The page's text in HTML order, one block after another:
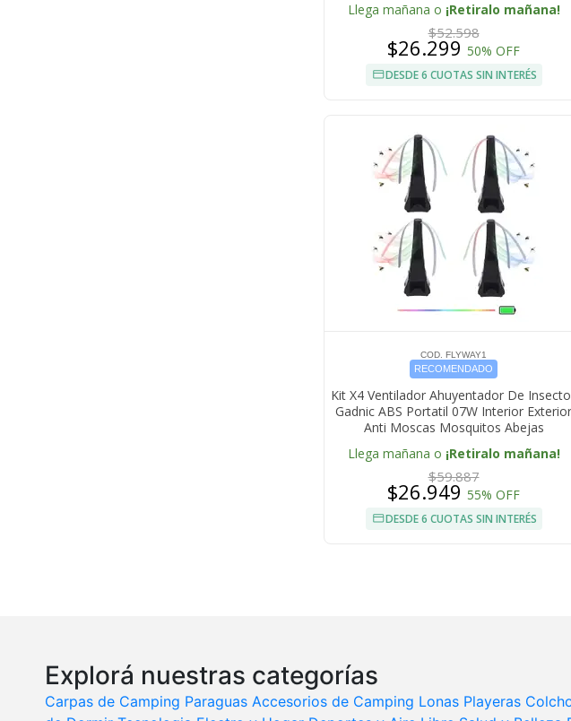
Llega mañana o ¡Retiralo mañana!
$52.598
$26.299 50% OFF
DESDE 6 CUOTAS SIN INTERÉS
COD. FLYWAY1
RECOMENDADO
Kit X4 Ventilador Ahuyentador De
Gadnic ABS Portatil 07W Interior Exterior
Anti Moscas Mosquitos Abejas
Llega mañana o ¡Retiralo mañana!
$59.887
$26.949 55% OFF
DESDE 6 CUOTAS SIN INTERÉS
Explorá nuestras categorías
Carpas de Camping Paraguas Accesorios de Camping Lonas Playeras